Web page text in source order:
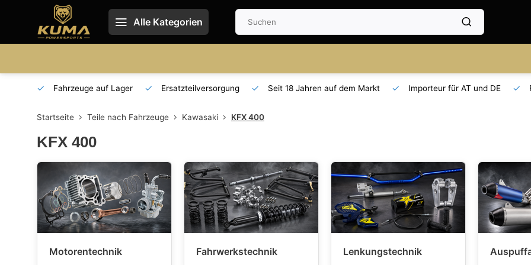
Alle Kategorien
Fahrzeuge auf Lager Ersatzteilversorgung Seit 18 Jahren auf dem Markt Importeur für AT und DE
Startseite Teile nach Fahrzeuge Kawasaki KFX 400
KFX 400
Motorentechnik Fahrwerkstechnik Lenkungstechnik